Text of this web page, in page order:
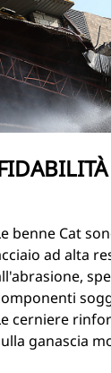
benne Cat
ad alta
cerniere
ganascia